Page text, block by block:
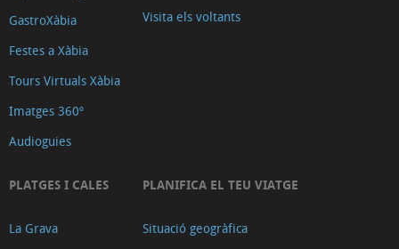
GastroXàbia
Festes a Xàbia
Tours Virtuals Xàbia
Imatges 360º
Audioguies
Visita els voltants
PLATGES I CALES
La Grava
PLANIFICA EL TEU VIATGE
Situació geogràfica